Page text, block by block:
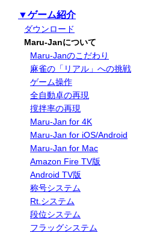
▼ゲーム紹介
ダウンロード
Maru-Janについて
Maru-Janのこだわり
麻雀の「リアル」への挑戦
ゲーム操作
全自動卓の再現
撹拌率の再現
Maru-Jan for 4K
Maru-Jan for iOS/Android
Maru-Jan for Mac
Amazon Fire TV版
Android TV版
称号システム
Rt.システム
段位システム
フラッグシステム